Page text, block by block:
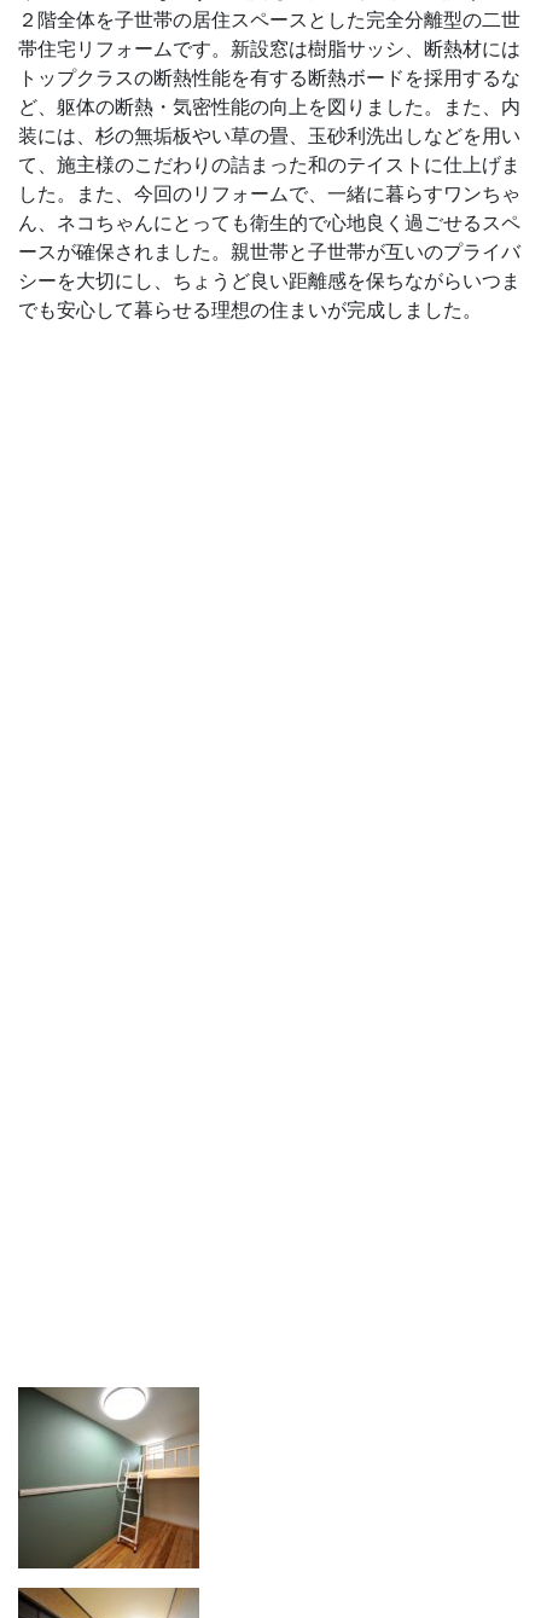
２階全体を子世帯の居住スペースとした完全分離型の二世
帯住宅リフォームです。新設窓は樹脂サッシ、断熱材には
トップクラスの断熱性能を有する断熱ボードを採用するな
ど、躯体の断熱・気密性能の向上を図りました。また、内
装には、杉の無垢板やい草の畳、玉砂利洗出しなどを用い
て、施主様のこだわりの詰まった和のテイストに仕上げま
した。また、今回のリフォームで、一緒に暮らすワンちゃ
ん、ネコちゃんにとっても衛生的で心地良く過ごせるスペ
ースが確保されました。親世帯と子世帯が互いのプライバ
シーを大切にし、ちょうど良い距離感を保ちながらいつま
でも安心して暮らせる理想の住まいが完成しました。